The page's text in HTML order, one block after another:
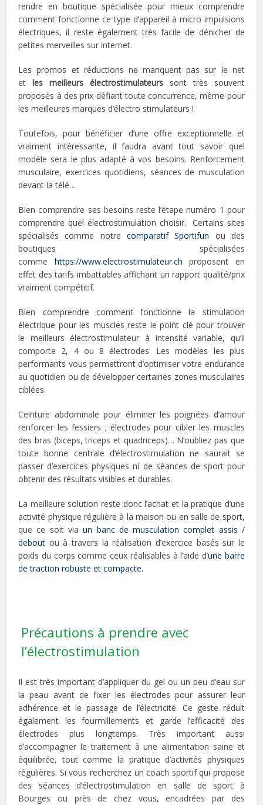
rendre en boutique spécialisée pour mieux comprendre
comment fonctionne ce type d’appareil à micro impulsions
électriques, il reste également très facile de dénicher de
petites merveilles sur internet.
Les promos et réductions ne manquent pas sur le net
et les meilleurs électrostimulateurs sont très souvent
proposés à des prix défiant toute concurrence, même pour
les meilleures marques d’électro stimulateurs !
Toutefois, pour bénéficier d’une offre exceptionnelle et
vraiment intéressante, il faudra avant tout savoir quel
modèle sera le plus adapté à vos besoins. Renforcement
musculaire, exercices quotidiens, séances de musculation
devant la télé…
Bien comprendre ses besoins reste l’étape numéro 1 pour
comprendre quel électrostimulation choisir. Certains sites
spécialisés comme notre comparatif Sportifun ou des
boutiques spécialisées
comme https://www.electrostimulateur.ch proposent en
effet des tarifs imbattables affichant un rapport qualité/prix
vraiment compétitif.
Bien comprendre comment fonctionne la stimulation
électrique pour les muscles reste le point clé pour trouver
le meilleurs électrostimulateur à intensité variable, qu’il
comporte 2, 4 ou 8 électrodes. Les modèles les plus
performants vous permettront d’optimiser votre endurance
au quotidien ou de développer certaines zones musculaires
ciblées.
Ceinture abdominale pour éliminer les poignées d’amour
renforcer les fessiers ; électrodes pour cibler les muscles
des bras (biceps, triceps et quadriceps)… N’oubliez pas que
toute bonne centrale d’électrostimulation ne saurait se
passer d’exercices physiques ni de séances de sport pour
obtenir des résultats visibles et durables.
La meilleure solution reste donc l’achat et la pratique d’une
activité physique régulière à la maison ou en salle de sport,
que ce soit viaun banc de musculation complet assis /
debout ou à travers la réalisation d’exercice basés sur le
poids du corps comme ceux réalisables à l’aide d’une barre
de traction robuste et compacte.
Précautions à prendre avec
l’électrostimulation
Il est très important d’appliquer du gel ou un peu d’eau sur
la peau avant de fixer les électrodes pour assurer leur
adhérence et le passage de l’électricité. Ce geste réduit
également les fourmillements et garde l’efficacité des
électrodes plus longtemps. Très important aussi
d’accompagner le traitement à une alimentation saine et
équilibrée, tout comme la pratique d’activités physiques
régulières. Si vous recherchez un coach sportif qui propose
des séances d’électrostimulation en salle de sport à
Bourges ou près de chez vous, encadrées par des